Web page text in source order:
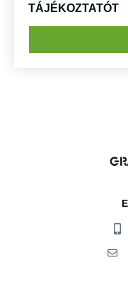
TÁJÉKOZTATÓT